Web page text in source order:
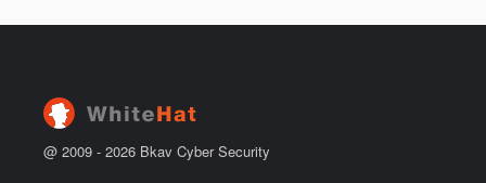
@ 2009 - 2026 Bkav Cyber Security